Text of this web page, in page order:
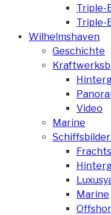
Triple-
Triple-
Wilhelmshaven
Geschichte
Video
Marine
Marine